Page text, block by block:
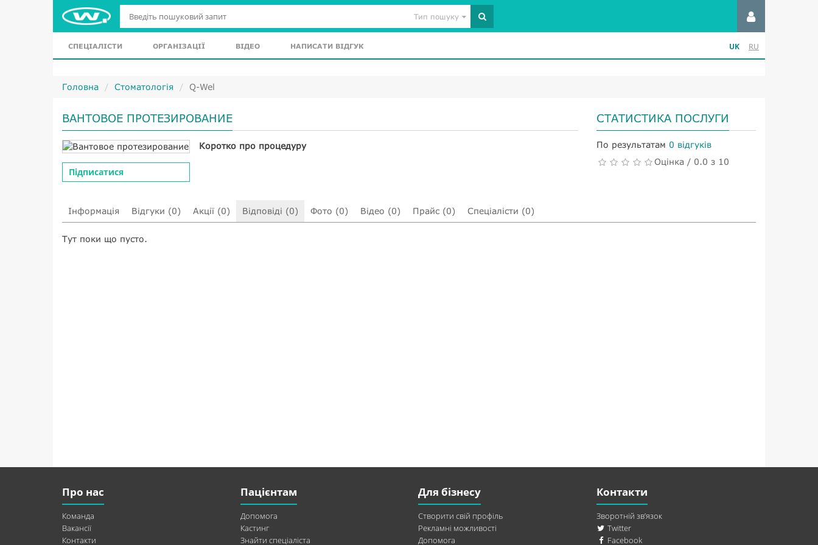
Тип пошуку
СПЕЦІАЛІСТИ ОРГАНІЗАЦІЇ ВІДЕО НАПИСАТИ ВІДГУК UK RU
Головна Стоматологія Q-Wel
ВАНТОВОЕ ПРОТЕЗИРОВАНИЕ
Підписатися
Коротко про процедуру
СТАТИСТИКА ПОСЛУГИ
По результатам 0 відгуків
Оцінка / 0.0 з 10
Інформація Відгуки (0) Акції (0) Відповіді (0) Фото (0) Відео (0) Прайс (0) Спеціалісти (0)
Тут поки що пусто.
Про нас
Команда
Вакансії
Контакти
Пацієнтам
Допомога
Кастинг
Знайти спеціаліста
Для бізнесу
Створити свій профіль
Рекламні можливості
Допомога
Контакти
Зворотній зв’язок
Twitter
Facebook